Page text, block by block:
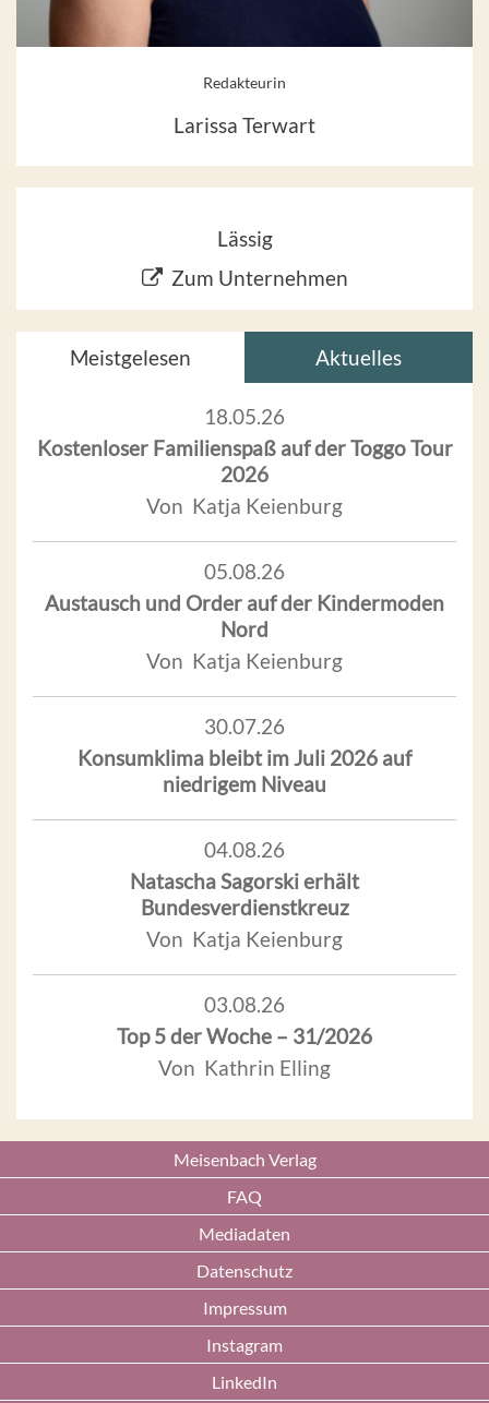
Redakteurin
Larissa Terwart
Lässig
Zum Unternehmen
Meistgelesen Aktuelles
18.05.26
Kostenloser Familienspaß auf der Toggo Tour
2026
Von Katja Keienburg
05.08.26
Austausch und Order auf der Kindermoden
Nord
Von Katja Keienburg
30.07.26
Konsumklima bleibt im Juli 2026 auf
niedrigem Niveau
04.08.26
Natascha Sagorski erhält
Bundesverdienstkreuz
Von Katja Keienburg
03.08.26
Top 5 der Woche – 31/2026
Von Kathrin Elling
Meisenbach Verlag
FAQ
Mediadaten
Datenschutz
Impressum
Instagram
LinkedIn